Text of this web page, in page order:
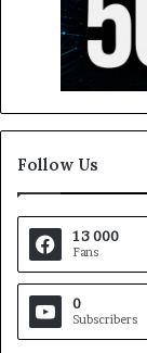
Follow Us
13 000
Fans
0
Subscribers